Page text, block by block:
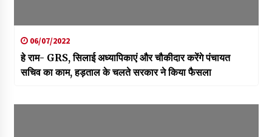
06/07/2022
हे राम- GRS, सिलाई अध्यापिकाएं और चौकीदार करेंगे पंचायत
सचिव का काम, हड़ताल के चलते सरकार ने किया फैसला